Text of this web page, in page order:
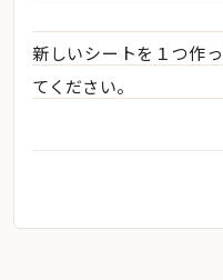
新しいシートを１つ作
てください。